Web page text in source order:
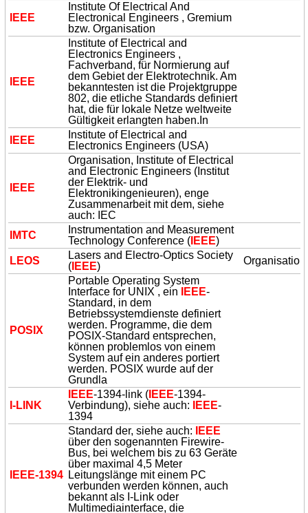
IEEE
Institute Of Electrical And
Electronical Engineers , Gremium
bzw. Organisation
IEEE
Institute of Electrical and
Electronics Engineers ,
Fachverband, für Normierung auf
dem Gebiet der Elektrotechnik. Am
bekanntesten ist die Projektgruppe
802, die etliche Standards definiert
hat, die für lokale Netze weltweite
Gültigkeit erlangten haben.In
IEEE
Institute of Electrical and
Electronics Engineers (USA)
IEEE
Organisation, Institute of Electrical
and Electronic Engineers (Institut
der Elektrik- und
Elektronikingenieuren), enge
Zusammenarbeit mit dem, siehe
auch: IEC
IMTC
Instrumentation and Measurement
Technology Conference ( IEEE)
LEOS
Lasers and Electro-Optics Society
( IEEE) Organisation
POSIX
Portable Operating System
Interface for UNIX , ein
IEEE-
Standard, in dem
Betriebssystemdienste definiert
werden. Programme, die dem
POSIX-Standard entsprechen,
können problemlos von einem
System auf ein anderes portiert
werden. POSIX wurde auf der
Grundla
I-LINK
IEEE-1394-link ( IEEE-1394-
Verbindung), siehe auch:
IEEE-
1394
IEEE-1394
Standard der, siehe auch:
IEEE
über den sogenannten Firewire-
Bus, bei welchem bis zu 63 Geräte
über maximal 4,5 Meter
Leitungslänge mit einem PC
verbunden werden können, auch
bekannt als I-Link oder
Multimediainterface, die